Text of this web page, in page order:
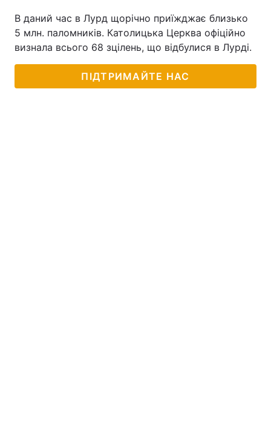
В даний час в Лурд щорічно приїжджає близько
5 млн. паломників. Католицька Церква офіційно
визнала всього 68 зцілень, що відбулися в Лурді.
ПІДТРИМАЙТЕ НАС